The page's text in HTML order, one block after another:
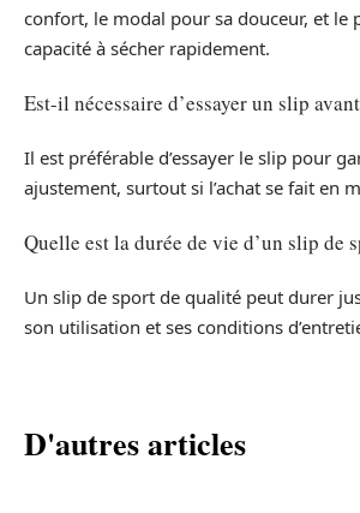
confort, le modal pour sa douceur, et le
capacité à sécher rapidement.
Est-il nécessaire d’essayer un slip
Il est préférable d’essayer le slip pour
ajustement, surtout si l’achat se fait en
Quelle est la durée de vie d’un slip de
Un slip de sport de qualité peut durer
son utilisation et ses conditions
D'autres articles